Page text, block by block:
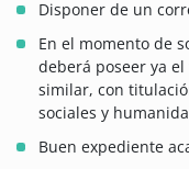
Disponer de un
En el momento de
deberá poseer ya
similar, con
sociales y
Buen expediente